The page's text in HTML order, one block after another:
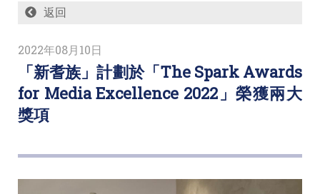
返回
2022年08月10日
「新耆族」計劃於「The Spark Awards
for Media Excellence 2022」榮獲兩大
獎項